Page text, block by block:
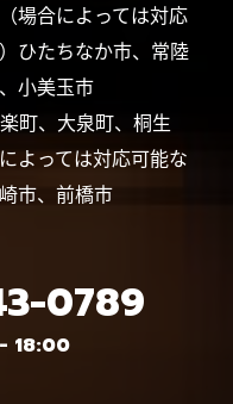
場合によっては対応
ひたちなか市、常陸
小美玉市
町、大泉町、桐生
よっては対応可能な
市、前橋市
0789
18:00